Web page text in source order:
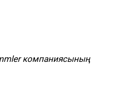
компаниясының